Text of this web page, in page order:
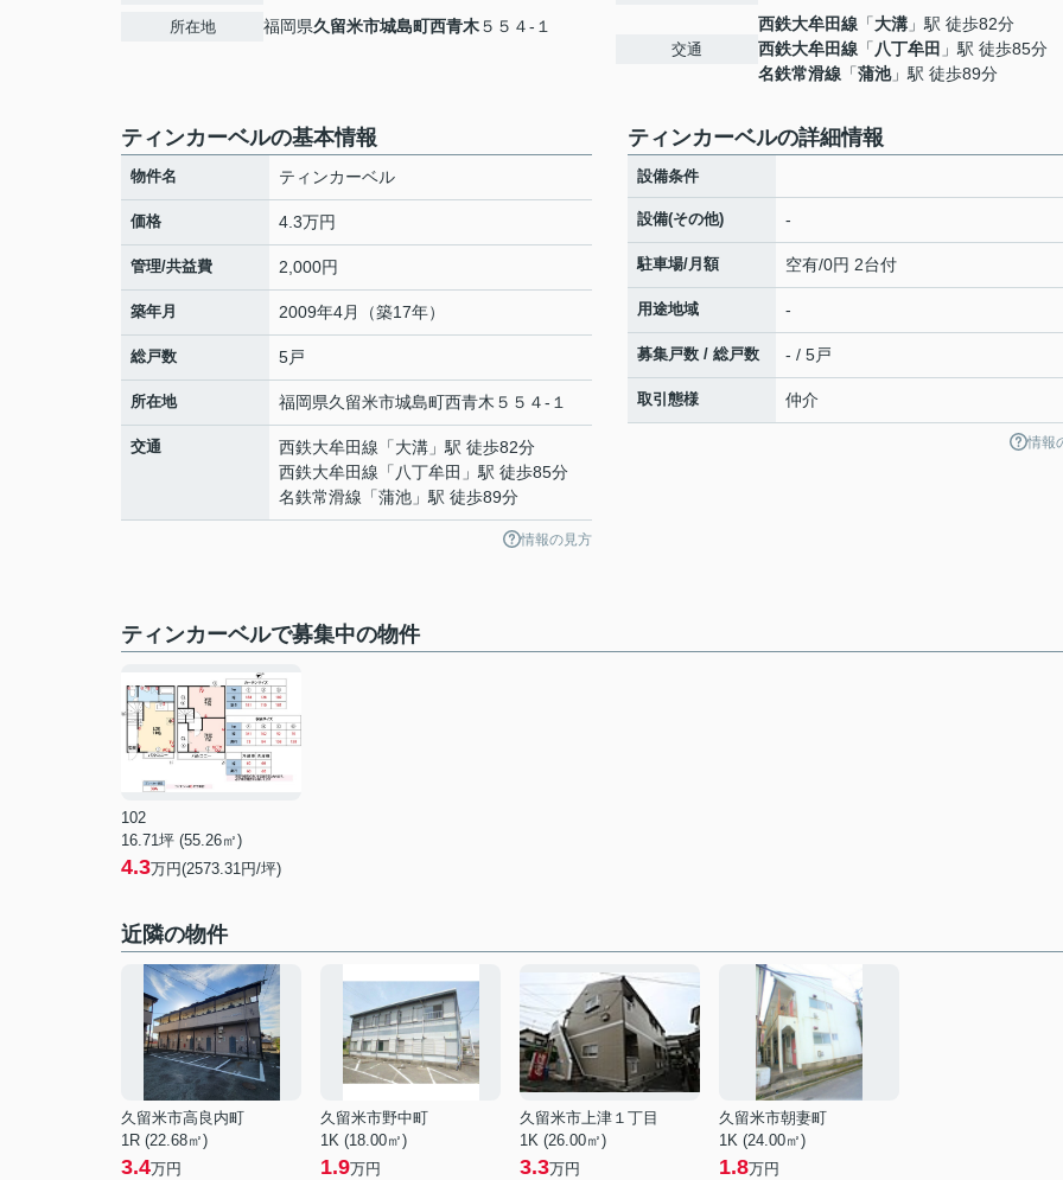
所在地 福岡県久留米市城島町西青木５５４-１
交通
西鉄大牟田線 「大溝 」駅 徒歩82分
西鉄大牟田線 「 八丁牟田 」駅 徒歩85分
名鉄常滑線 「蒲池」駅 徒歩89分
ティンカーベルの基本情報
物件名 ティンカーベル
価格 4.3万円
管理/共益費 2,000円
築年月 2009年4月（築17年）
総戸数 5戸
所在地 福岡県久留米市城島町西青木 ５５４-１
交通 西鉄大牟田線 「大溝 」駅 徒歩82分
西鉄大牟田線 「 八丁牟田 」駅 徒歩85分
名鉄常滑線 「蒲池 」駅 徒歩89分
情報の見方
ティンカーベルの詳細情報
設備条件
設備(その他) -
駐車場/月額 空有/0円 2台付
用途地域 -
募集戸数 / 総戸数 - / 5戸
取引態様 仲介
情報
ティンカーベルで募集中の物件
102
16.71坪 (55.26㎡)
4.3万円(2573.31円/坪)
近隣の物件
久留米市高良内町
1R (22.68㎡)
3.4万円
久留米市野中町
1K (18.00㎡)
1.9万円
久留米市上津１丁目
1K (26.00㎡)
3.3万円
久留米市朝妻町
1K (24.00㎡)
1.8万円